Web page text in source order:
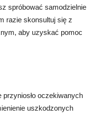
spróbować samodzielnie
razie skonsultuj się z
aby uzyskać pomoc
przyniosło oczekiwanych
uszkodzonych